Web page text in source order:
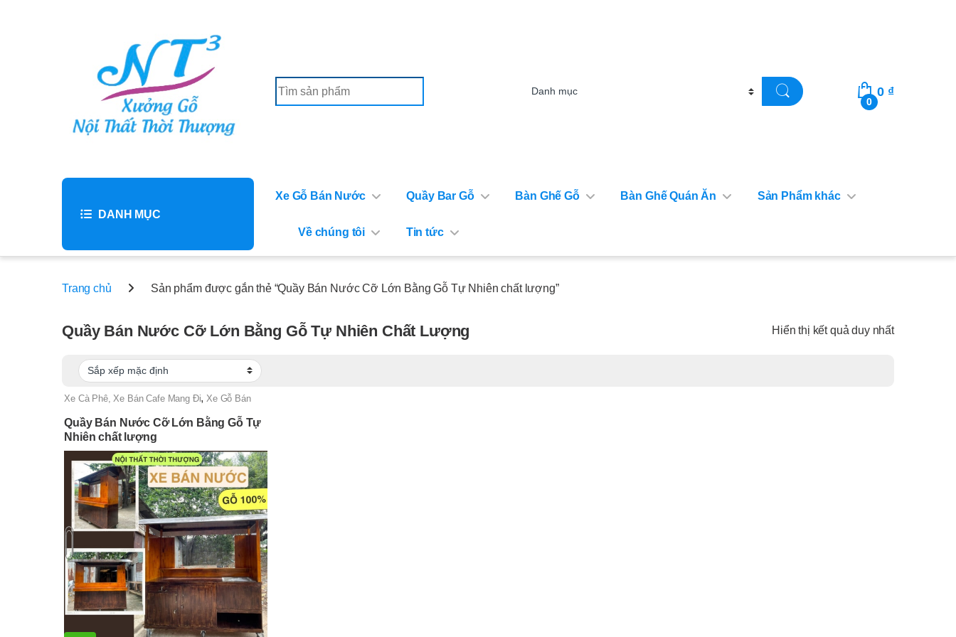
0
0 ₫
DANH MỤC
Xe Gỗ Bán Nước Quầy Bar Gỗ Bàn Ghế Gỗ Bàn Ghế Quán Ăn Sản Phẩm khác
Về chúng tôi Tin tức
Trang chủ Sản phẩm được gắn thẻ “Quầy Bán Nước Cỡ Lớn Bằng Gỗ Tự Nhiên chất lượng”
Quầy Bán Nước Cỡ Lớn Bằng Gỗ Tự Nhiên Chất Lượng Hiển thị kết quả duy nhất
Xe Cà Phê, Xe Bán Cafe Mang Đi, Xe Gỗ Bán
Quầy Bán Nước Cỡ Lớn Bằng Gỗ Tự
Nhiên chất lượng